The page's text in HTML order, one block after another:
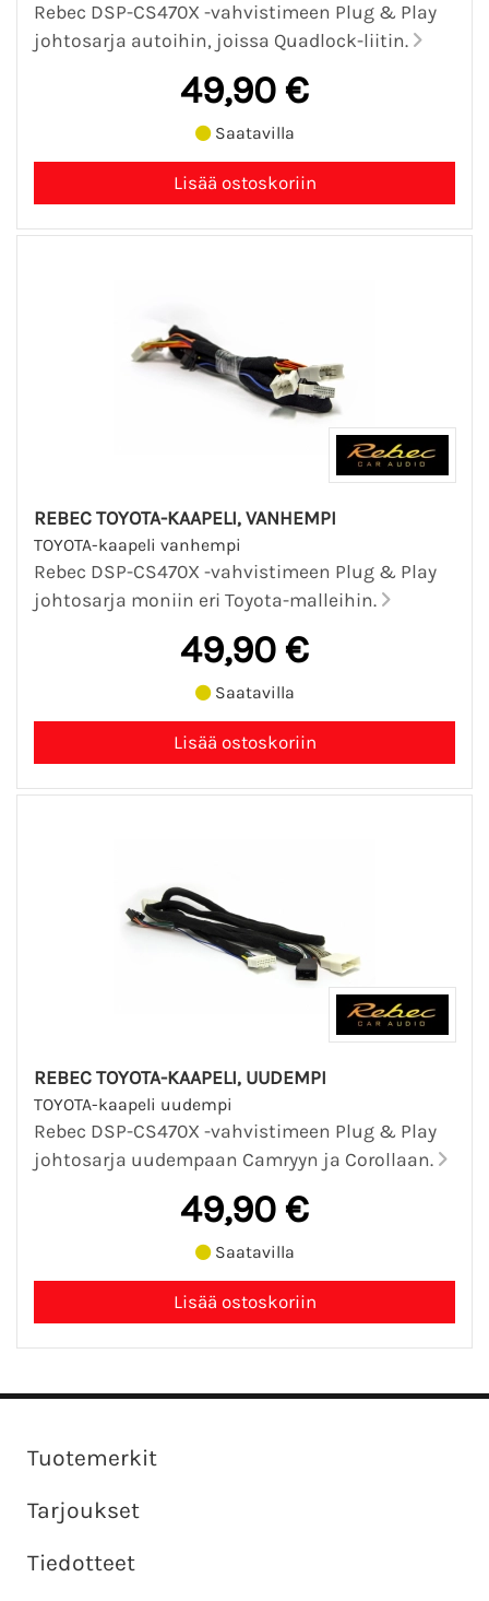
Rebec DSP-CS470X -vahvistimeen Plug & Play
johtosarja autoihin, joissa Quadlock-liitin.
49,90 €
Saatavilla
REBEC TOYOTA-KAAPELI, VANHEMPI
TOYOTA-kaapeli vanhempi
Rebec DSP-CS470X -vahvistimeen Plug & Play
johtosarja moniin eri Toyota-malleihin.
49,90 €
Saatavilla
REBEC TOYOTA-KAAPELI, UUDEMPI
TOYOTA-kaapeli uudempi
Rebec DSP-CS470X -vahvistimeen Plug & Play
johtosarja uudempaan Camryyn ja Corollaan.
49,90 €
Saatavilla
Tuotemerkit
Tarjoukset
Tiedotteet